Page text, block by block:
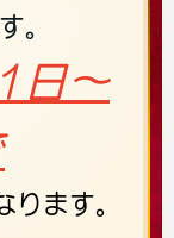
。
～
ます。